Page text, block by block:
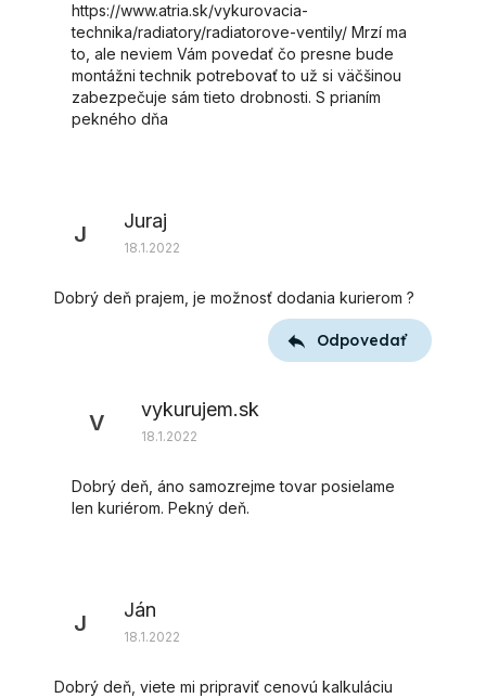
https://www.atria.sk/vykurovacia-
technika/radiatory/radiatorove-ventily/ Mrzí ma
to, ale neviem Vám povedať čo presne bude
montážni technik potrebovať to už si väčšinou
zabezpečuje sám tieto drobnosti. S prianím
pekného dňa
J
Juraj
18.1.2022
Dobrý deň prajem, je možnosť dodania kurierom ?
Odpovedať
V
vykurujem.sk
18.1.2022
Dobrý deň, áno samozrejme tovar posielame
len kuriérom. Pekný deň.
J
Ján
18.1.2022
Dobrý deň, viete mi pripraviť cenovú kalkuláciu